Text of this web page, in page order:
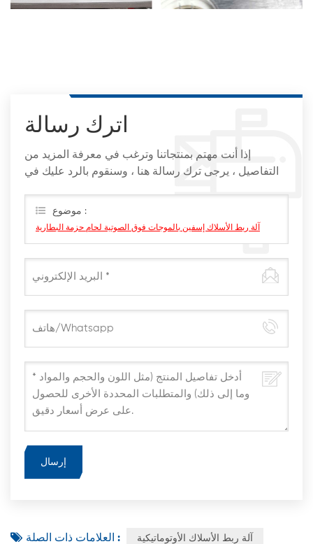
اترك رسالة
إذا أنت مهتم بمنتجاتنا وترغب في معرفة المزيد من
التفاصيل ، يرجى ترك رسالة هنا ، وسنقوم بالرد عليك في
موضوع :
آلة ربط الأسلاك إسفين بالموجات فوق الصوتية لحام حزمة البطارية
العلامات ذات الصلة : آلة ربط الأسلاك الأوتوماتيكية